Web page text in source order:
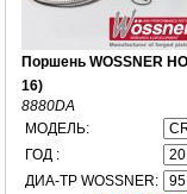
Поршень WOSSNER
16)
8880DA
МОДЕЛЬ:
ГОД :
ДИА-ТР WOSSNER: